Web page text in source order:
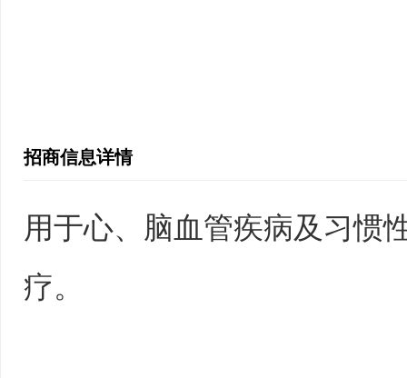
招商信息详情
用于心、脑血管疾病及习惯
疗。